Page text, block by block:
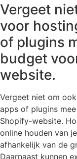
Vergeet
voor
of plugins
budget
website.
Vergeet niet om
apps of plugins
Shopify-website.
online houden van
afhankelijk van de
Daarnaast kunnen